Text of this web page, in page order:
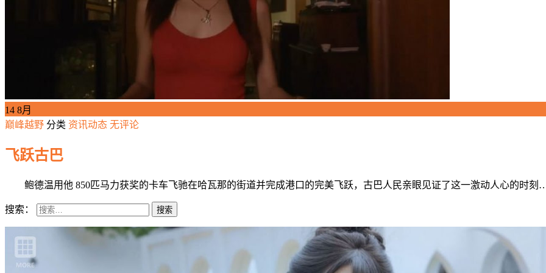
14 8月
巅峰越野 分类 资讯动态 无评论
飞跃古巴
鲍德温用他 850匹马力获奖的卡车飞驰在哈瓦那的街道并完成港口的完美飞跃，古巴人民亲眼见证了这一激动人心的时
搜索：